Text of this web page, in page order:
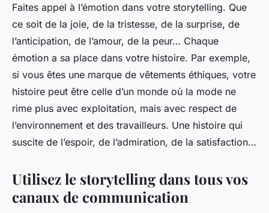
Faites appel à l’émotion dans votre storytelling. Que
ce soit de la joie, de la tristesse, de la surprise, de
l’anticipation, de l’amour, de la peur… Chaque
émotion a sa place dans votre histoire. Par exemple,
si vous êtes une marque de vêtements éthiques, votre
histoire peut être celle d’un monde où la mode ne
rime plus avec exploitation, mais avec respect de
l’environnement et des travailleurs. Une histoire qui
suscite de l’espoir, de l’admiration, de la satisfaction…
Utilisez le storytelling dans tous vos
canaux de communication